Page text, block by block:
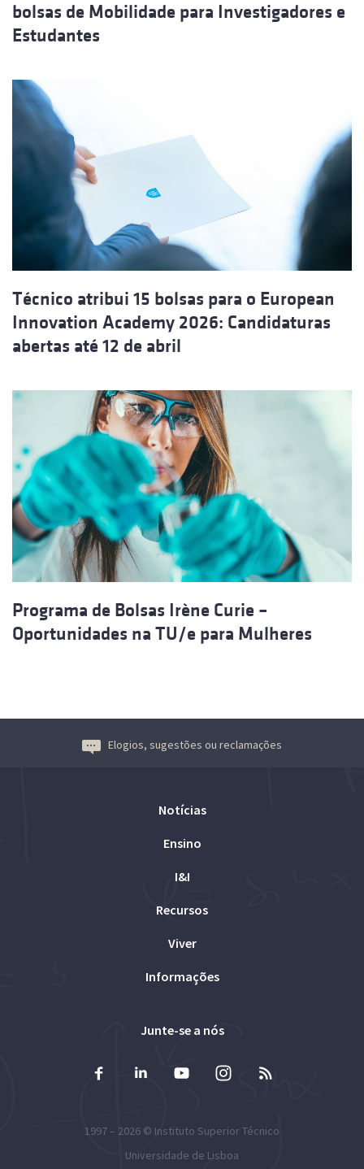
bolsas de Mobilidade para Investigadores e
Estudantes
Técnico atribui 15 bolsas para o European
Innovation Academy 2026: Candidaturas
abertas até 12 de abril
Programa de Bolsas Irène Curie –
Oportunidades na TU/e para Mulheres
Elogios, sugestões ou reclamações
Notícias
Ensino
I&I
Recursos
Viver
Informações
Junte-se a nós
1997 – 2026 © Instituto Superior Técnico
Universidade de Lisboa